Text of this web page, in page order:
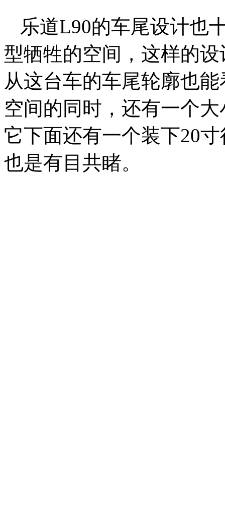
乐道L90的车尾设计也
型牺牲的空间，这样的
从这台车的车尾轮廓也
空间的同时，还有一个
它下面还有一个装下20
也是有目共睹。